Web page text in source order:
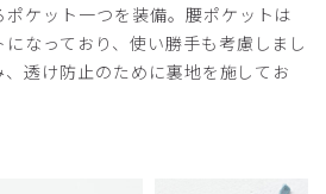
ケット一つを装備。腰ポケットは
なっており、使い勝手も考慮しまし
透け防止のために裏地を施してお